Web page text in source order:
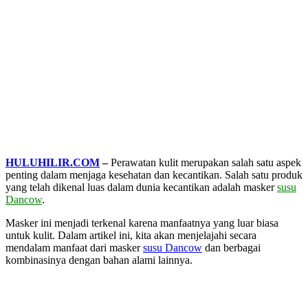
HULUHILIR.COM–Perawatan kulit merupakan salah satu aspek
penting dalam menjaga kesehatan dan kecantikan. Salah satu produk
yang telah dikenal luas dalam dunia kecantikan adalah maskersusu
Dancow.
Masker ini menjadi terkenal karena manfaatnya yang luar biasa
untuk kulit. Dalam artikel ini, kita akan menjelajahi secara
mendalam manfaat dari maskersusu Dancow dan berbagai
kombinasinya dengan bahan alami lainnya.